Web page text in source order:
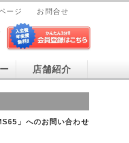
ージ お問合せ
店舗紹介
」へのお問い合わせ